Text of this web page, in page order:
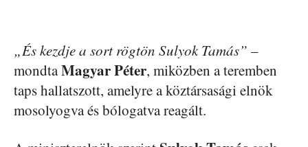
„És kezdje a sort rögtön Sulyok Tamás” –
mondtaMagyar Péter, miközben a teremben
taps hallatszott, amelyre a köztársasági elnök
mosolyogva és bólogatva reagált.